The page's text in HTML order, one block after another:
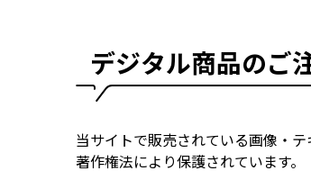
デジタル商品のご
当サイトで販売されている画像・
著作権法により保護されています。